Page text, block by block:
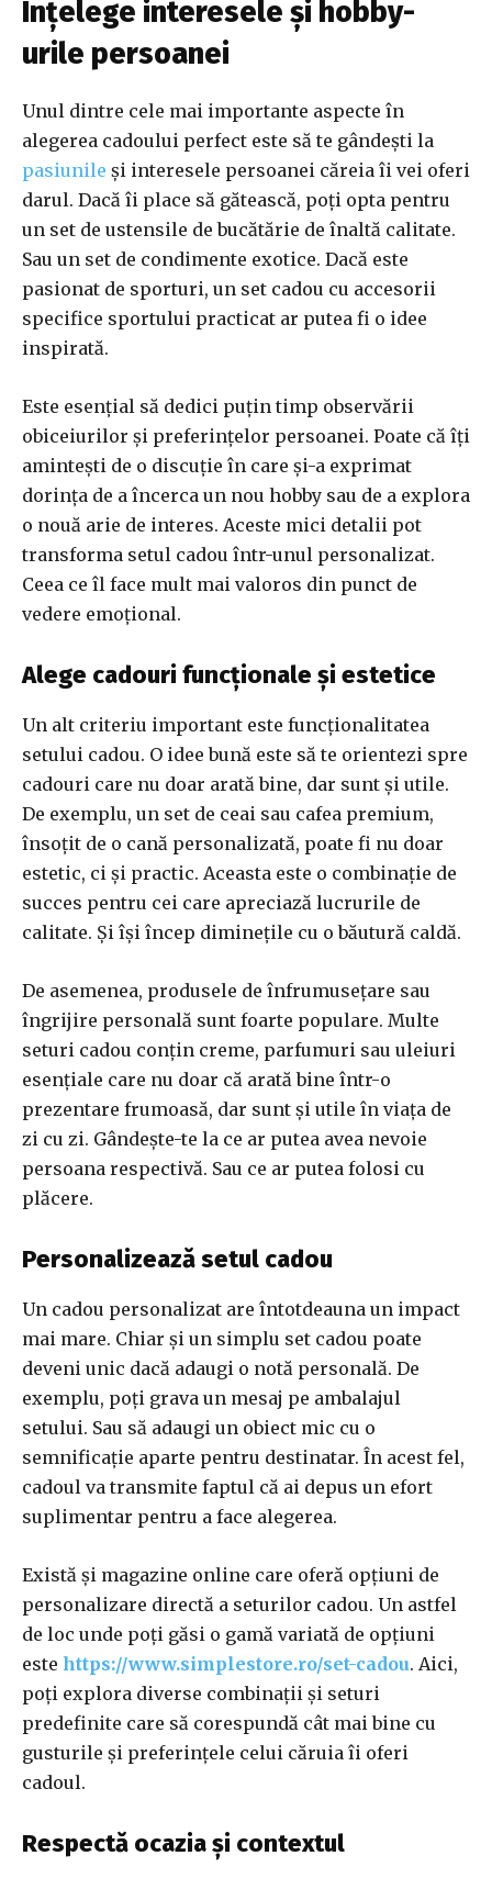
Înțelege interesele și hobby-
urile persoanei
Unul dintre cele mai importante aspecte în
alegerea cadoului perfect este să te gândești la
pasiunile și interesele persoanei căreia îi vei oferi
darul. Dacă îi place să gătească, poți opta pentru
un set de ustensile de bucătărie de înaltă calitate.
Sau un set de condimente exotice. Dacă este
pasionat de sporturi, un set cadou cu accesorii
specifice sportului practicat ar putea fi o idee
inspirată.
Este esențial să dedici puțin timp observării
obiceiurilor și preferințelor persoanei. Poate că îți
amintești de o discuție în care și-a exprimat
dorința de a încerca un nou hobby sau de a explora
o nouă arie de interes. Aceste mici detalii pot
transforma setul cadou într-unul personalizat.
Ceea ce îl face mult mai valoros din punct de
vedere emoțional.
Alege cadouri funcționale și estetice
Un alt criteriu important este funcționalitatea
setului cadou. O idee bună este să te orientezi spre
cadouri care nu doar arată bine, dar sunt și utile.
De exemplu, un set de ceai sau cafea premium,
însoțit de o cană personalizată, poate fi nu doar
estetic, ci și practic. Aceasta este o combinație de
succes pentru cei care apreciază lucrurile de
calitate. Și își încep diminețile cu o băutură caldă.
De asemenea, produsele de înfrumusețare sau
îngrijire personală sunt foarte populare. Multe
seturi cadou conțin creme, parfumuri sau uleiuri
esențiale care nu doar că arată bine într-o
prezentare frumoasă, dar sunt și utile în viața de
zi cu zi. Gândește-te la ce ar putea avea nevoie
persoana respectivă. Sau ce ar putea folosi cu
plăcere.
Personalizează setul cadou
Un cadou personalizat are întotdeauna un impact
mai mare. Chiar și un simplu set cadou poate
deveni unic dacă adaugi o notă personală. De
exemplu, poți grava un mesaj pe ambalajul
setului. Sau să adaugi un obiect mic cu o
semnificație aparte pentru destinatar. În acest fel,
cadoul va transmite faptul că ai depus un efort
suplimentar pentru a face alegerea.
Există și magazine online care oferă opțiuni de
personalizare directă a seturilor cadou. Un astfel
de loc unde poți găsi o gamă variată de opțiuni
este https://www.simplestore.ro/set-cadou. Aici,
poți explora diverse combinații și seturi
predefinite care să corespundă cât mai bine cu
gusturile și preferințele celui căruia îi oferi
cadoul.
Respectă ocazia și contextul